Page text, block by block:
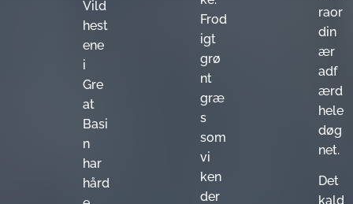
Vild
hest
ene
i
Gre
at
Basi
n
har
hård
Frod
igt
grø
nt
græ
s
som
vi
ken
der
raor
din
ær
adf
ærd
hele
døg
net.
Det
kald